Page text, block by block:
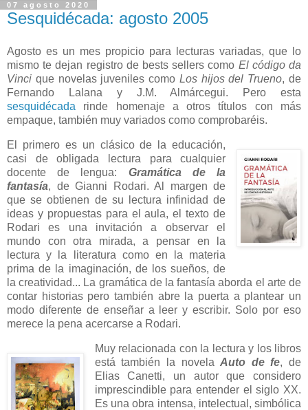
07 agosto 2020
Sesquidécada: agosto 2005
Agosto es un mes propicio para lecturas variadas, que lo
mismo te dejan registro de bests sellers como El código da
Vinci que novelas juveniles como Los hijos del Trueno, de
Fernando Lalana y J.M. Almárcegui. Pero esta
sesquidécada rinde homenaje a otros títulos con más
empaque, también muy variados como comprobaréis.
El primero es un clásico de la educación,
casi de obligada lectura para cualquier
docente de lengua: Gramática de la
fantasía, de Gianni Rodari. Al margen de
que se obtienen de su lectura infinidad de
ideas y propuestas para el aula, el texto de
Rodari es una invitación a observar el
mundo con otra mirada, a pensar en la
lectura y la literatura como en la materia
prima de la imaginación, de los sueños, de
la creatividad... La gramática de la fantasía aborda el arte de
contar historias pero también abre la puerta a plantear un
modo diferente de enseñar a leer y escribir. Solo por eso
merece la pena acercarse a Rodari.
Muy relacionada con la lectura y los libros
está también la novelaAuto de fe, de
Elias Canetti, un autor que considero
imprescindible para entender el siglo XX.
Es una obra intensa, intelectual, simbólica